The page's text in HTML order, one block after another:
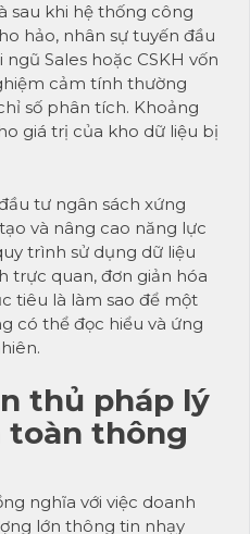
sau khi hệ thống công
hảo, nhân sự tuyến đầu
Sales hoặc CSKH vốn
cảm tính thường
số phân tích. Khoảng
giá trị của kho dữ liệu bị
tư ngân sách xứng
và nâng cao năng lực
trình sử dụng dữ liệu
trực quan, đơn giản hóa
tiêu là làm sao để một
có thể đọc hiểu và ứng
thủ pháp lý
toàn thông
nghĩa với việc doanh
lớn thông tin nhạy